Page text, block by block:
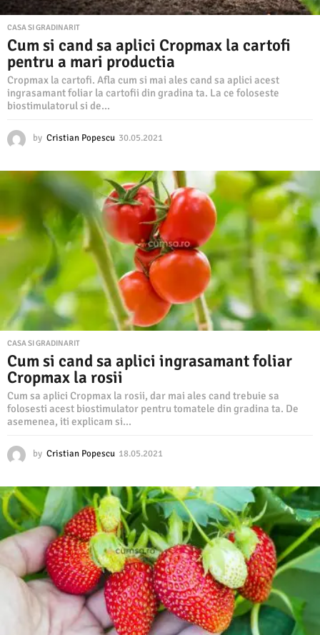
CASA SI GRADINARIT
Cum si cand sa aplici Cropmax la cartofi
pentru a mari productia
Cropmax la cartofi. Afla cum si mai ales cand sa aplici acest
ingrasamant foliar la cartofii din gradina ta. La ce foloseste
biostimulatorul si de...
by Cristian Popescu 30.05.2021
2
.
2
0
2
2
CASA SI GRADINARIT
Cum si cand sa aplici ingrasamant foliar
Cropmax la rosii
Cum sa aplici Cropmax la rosii, dar mai ales cand trebuie sa
folosesti acest biostimulator pentru tomatele din gradina ta. De
asemenea, iti explicam si...
by Cristian Popescu 18.05.2021
0
5
.
2
0
2
3